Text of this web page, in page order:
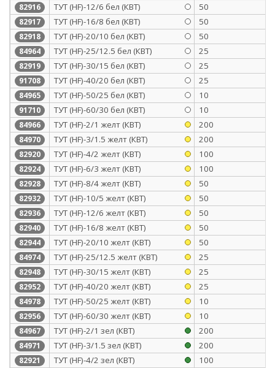
82916 ТУТ (HF)-12/6 бел (КВТ) 50
82917 ТУТ (HF)-16/8 бел (КВТ) 50
82918 ТУТ (HF)-20/10 бел (КВТ) 50
84964 ТУТ (HF)-25/12.5 бел (КВТ) 25
82919 ТУТ (HF)-30/15 бел (КВТ) 25
91708 ТУТ (HF)-40/20 бел (КВТ) 25
84965 ТУТ (HF)-50/25 бел (КВТ) 10
91710 ТУТ (HF)-60/30 бел (КВТ) 10
84966 ТУТ (HF)-2/1 желт (КВТ) 200
84970 ТУТ (HF)-3/1.5 желт (КВТ) 200
82920 ТУТ (HF)-4/2 желт (КВТ) 100
82924 ТУТ (HF)-6/3 желт (КВТ) 100
82928 ТУТ (HF)-8/4 желт (КВТ) 50
82932 ТУТ (HF)-10/5 желт (КВТ) 50
82936 ТУТ (HF)-12/6 желт (КВТ) 50
82940 ТУТ (HF)-16/8 желт (КВТ) 50
82944 ТУТ (HF)-20/10 желт (КВТ) 50
84974 ТУТ (HF)-25/12.5 желт (КВТ) 25
82948 ТУТ (HF)-30/15 желт (КВТ) 25
82952 ТУТ (HF)-40/20 желт (КВТ) 25
84978 ТУТ (HF)-50/25 желт (КВТ) 10
82956 ТУТ (HF)-60/30 желт (КВТ) 10
84967 ТУТ (HF)-2/1 зел (КВТ) 200
84971 ТУТ (HF)-3/1.5 зел (КВТ) 200
82921 ТУТ (HF)-4/2 зел (КВТ) 100